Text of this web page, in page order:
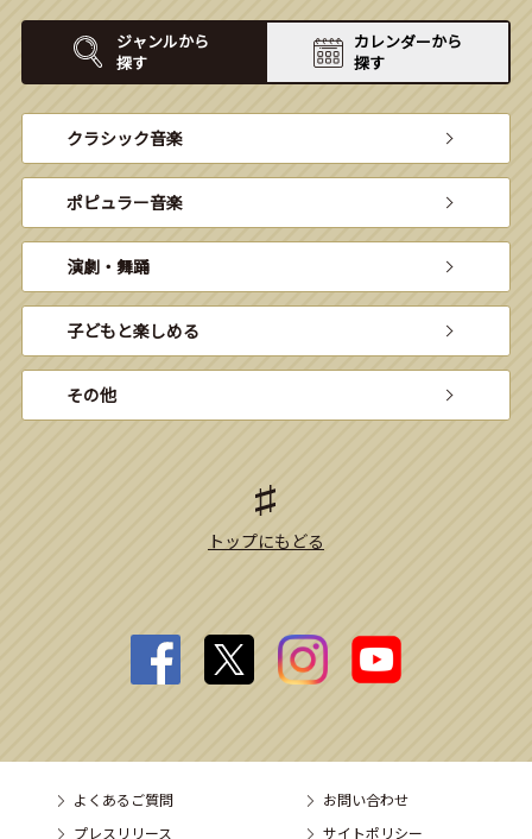
ジャンルから
探す
カレンダーから
探す
クラシック音楽
ポピュラー音楽
演劇・舞踊
子どもと楽しめる
その他
トップにもどる
よくあるご質問
お問い合わせ
プレスリリース
サイトポリシー